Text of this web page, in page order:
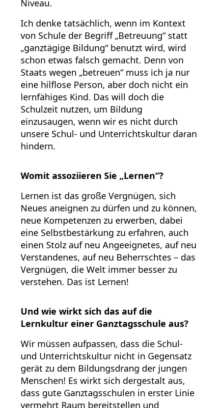
Niveau.
Ich denke tatsächlich, wenn im Kontext
von Schule der Begriff „Betreuung“ statt
„ganztägige Bildung“ benutzt wird, wird
schon etwas falsch gemacht. Denn von
Staats wegen „betreuen“ muss ich ja nur
eine hilflose Person, aber doch nicht ein
lernfähiges Kind. Das will doch die
Schulzeit nutzen, um Bildung
einzusaugen, wenn wir es nicht durch
unsere Schul- und Unterrichtskultur daran
hindern.
Womit assoziieren Sie „Lernen“?
Lernen ist das große Vergnügen, sich
Neues aneignen zu dürfen und zu können,
neue Kompetenzen zu erwerben, dabei
eine Selbstbestärkung zu erfahren, auch
einen Stolz auf neu Angeeignetes, auf neu
Verstandenes, auf neu Beherrschtes – das
Vergnügen, die Welt immer besser zu
verstehen. Das ist Lernen!
Und wie wirkt sich das auf die
Lernkultur einer Ganztagsschule aus?
Wir müssen aufpassen, dass die Schul-
und Unterrichtskultur nicht in Gegensatz
gerät zu dem Bildungsdrang der jungen
Menschen! Es wirkt sich dergestalt aus,
dass gute Ganztagsschulen in erster Linie
vermehrt Raum bereitstellen und